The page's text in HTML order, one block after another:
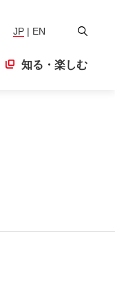
JP | EN
検
知る・楽しむ